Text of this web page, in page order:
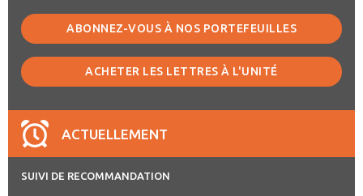
ABONNEZ-VOUS À NOS PORTEFEUILLES
ACHETER LES LETTRES À L'UNITÉ
ACTUELLEMENT
SUIVI DE RECOMMANDATION